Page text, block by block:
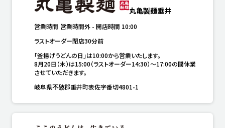
丸亀製麺垂井
営業時間 営業時間外 - 開店時間 10:00
ラストオーダー閉店30分前
「釜揚げうどんの日」は10:00から営業いたします。
8月20日（木）は15:00（ラストオーダー14:30）～17:00の間休業
させていただきます。
岐阜県不破郡垂井町表佐字番切4801-1